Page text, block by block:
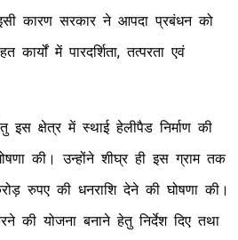
कारण सरकार ने आपदा प्रबंधन को
में पारदर्शिता, तत्परता एवं
इस क्षेत्र में स्थाई हेलीपैड निर्माण की
की। उन्होंने शीघ्र ही इस ग्राम तक
रुपए की धनराशि देने की घोषणा की।
योजना बनाने हेतु निर्देश दिए तथा